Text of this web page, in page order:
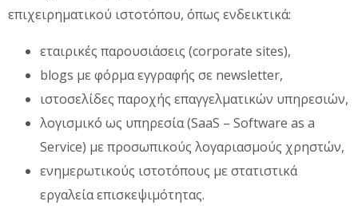
επιχειρηματικού ιστοτόπου, όπως ενδεικτικά:
εταιρικές παρουσιάσεις (corporate sites),
blogs με φόρμα εγγραφής σε newsletter,
ιστοσελίδες παροχής επαγγελματικών υπηρεσιών,
λογισμικό ως υπηρεσία (SaaS – Software as a
Service) με προσωπικούς λογαριασμούς χρηστών,
ενημερωτικούς ιστοτόπους με στατιστικά
εργαλεία επισκεψιμότητας.